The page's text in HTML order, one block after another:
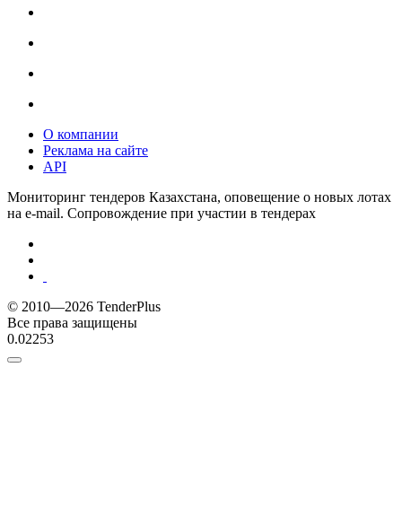
О компании
Реклама на сайте
API
Мониторинг тендеров Казахстана, оповещение о новых лотах
на e-mail. Сопровождение при участии в тендерах
© 2010—2026 TenderPlus
Все права защищены
0.02253